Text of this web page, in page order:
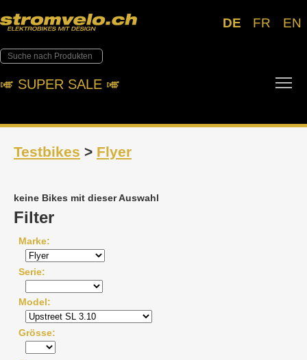
DE FR EN
🎺︎ SUPER SALE 🎺︎
Testbikes > Flyer
keine Bikes mit dieser Auswahl
Filter
Marke
Serie
Model
Grösse